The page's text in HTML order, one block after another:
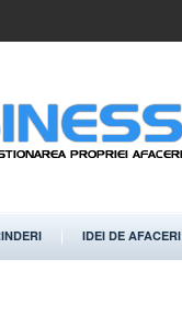
IDEI DE AFACERI